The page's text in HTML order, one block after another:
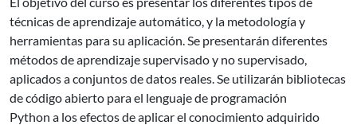
técnicas de aprendizaje automático, y la metodología y
herramientas para su aplicación. Se presentarán diferentes
métodos de aprendizaje supervisado y no supervisado,
aplicados a conjuntos de datos reales. Se utilizarán bibliotecas
de código abierto para el lenguaje de programación
Python a los efectos de aplicar el conocimiento adquirido